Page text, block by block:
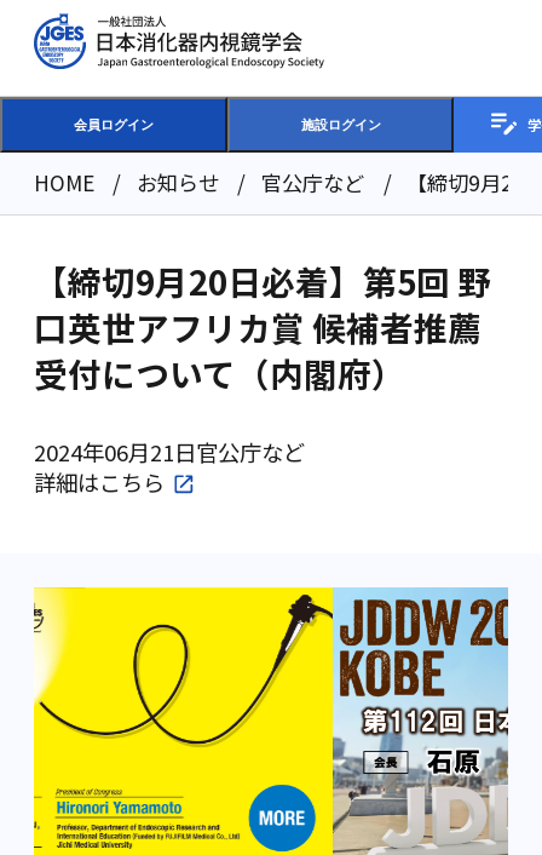
会員ログイン 施設ログイン
HOME お知らせ 官公庁など 【締切9月
2024年06月21日官公庁など
【締切9月20日必着】第5回 野
口英世アフリカ賞 候補者推薦
受付について（内閣府）
詳細はこちら